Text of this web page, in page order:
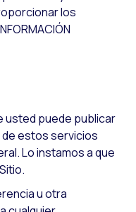
los
usted puede publicar
de estos servicios
Lo instamos a que
u otra